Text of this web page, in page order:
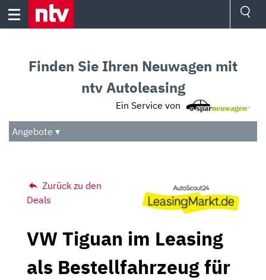
Skip
Audio
Das Beste
Finden Sie Ihren Neuwagen mit
ntv Autoleasing
Ein Service von
Angebote ▾
Zurück zu den
Deals
VW Tiguan im Leasing
als Bestellfahrzeug für